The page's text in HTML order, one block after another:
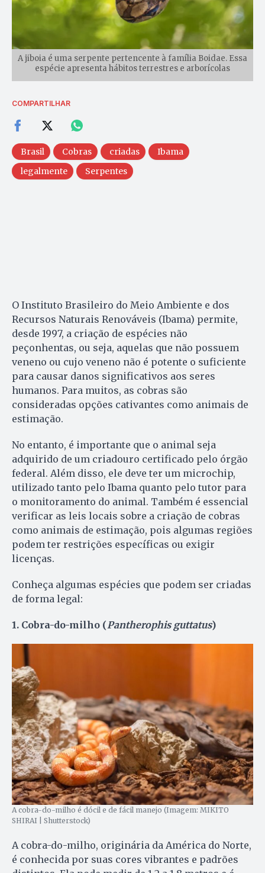
A jiboia é uma serpente pertencente à família Boidae. Essa
espécie apresenta hábitos terrestres e arborícolas
COMPARTILHAR
Brasil Cobras criadas
Ibama
legalmente
Serpentes
O Instituto Brasileiro do Meio Ambiente e dos
Recursos Naturais Renováveis (Ibama) permite,
desde 1997, a criação de espécies não
peçonhentas, ou seja, aquelas que não possuem
veneno ou cujo veneno não é potente o suficiente
para causar danos significativos aos seres
humanos. Para muitos, as cobras são
consideradas opções cativantes como animais de
estimação.
No entanto, é importante que o animal seja
adquirido de um criadouro certificado pelo órgão
federal. Além disso, ele deve ter um microchip,
utilizado tanto pelo Ibama quanto pelo tutor para
o monitoramento do animal. Também é essencial
verificar as leis locais sobre a criação de cobras
como animais de estimação, pois algumas regiões
podem ter restrições específicas ou exigir
licenças.
Conheça algumas espécies que podem ser criadas
de forma legal:
1. Cobra-do-milho ( Pantherophis guttatus)
A cobra-do-milho é dócil e de fácil manejo (Imagem: MIKITO
SHIRAI | Shutterstock)
A cobra-do-milho, originária da América do Norte,
é conhecida por suas cores vibrantes e padrões